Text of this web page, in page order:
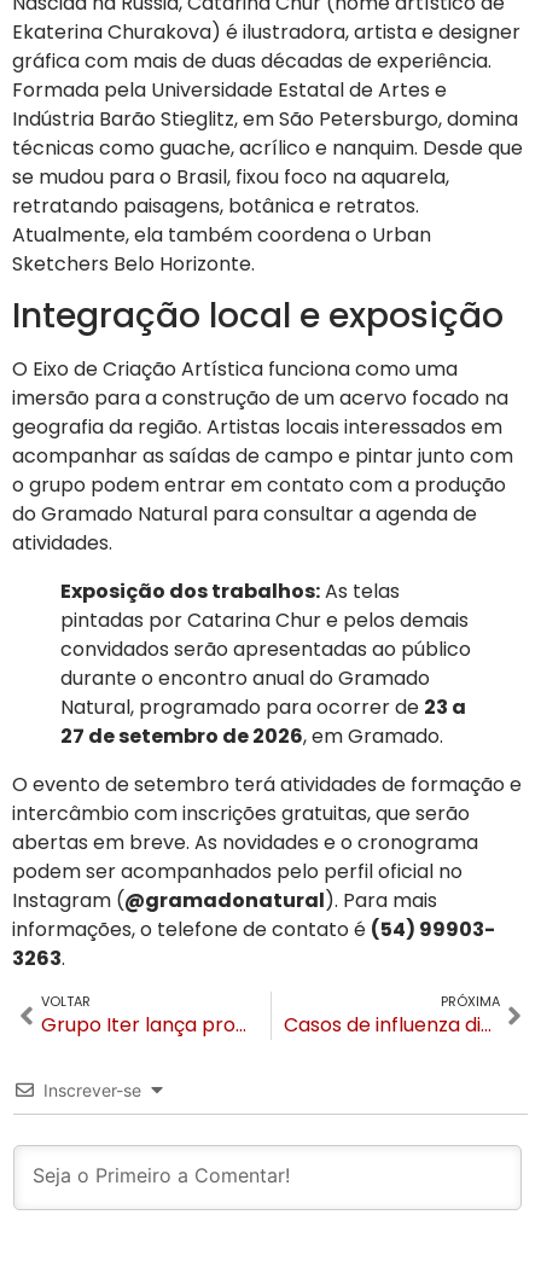
Ekaterina Churakova) é ilustradora, artista e designer
gráfica com mais de duas décadas de experiência.
Formada pela Universidade Estatal de Artes e
Indústria Barão Stieglitz, em São Petersburgo, domina
técnicas como guache, acrílico e nanquim. Desde que
se mudou para o Brasil, fixou foco na aquarela,
retratando paisagens, botânica e retratos.
Atualmente, ela também coordena o Urban
Sketchers Belo Horizonte.
Integração local e exposição
O Eixo de Criação Artística funciona como uma
imersão para a construção de um acervo focado na
geografia da região. Artistas locais interessados em
acompanhar as saídas de campo e pintar junto com
o grupo podem entrar em contato com a produção
do Gramado Natural para consultar a agenda de
atividades.
Exposição dos trabalhos:As telas
pintadas por Catarina Chur e pelos demais
convidados serão apresentadas ao público
durante o encontro anual do Gramado
Natural, programado para ocorrer de 23 a
27 de setembro de 2026, em Gramado.
O evento de setembro terá atividades de formação e
intercâmbio com inscrições gratuitas, que serão
abertas em breve. As novidades e o cronograma
podem ser acompanhados pelo perfil oficial no
Instagram (@gramadonatural). Para mais
informações, o telefone de contato é (54) 99903-
3263.
VOLTAR
Grupo Iter lança programa gratuito de qualificação profissional na Serra Gaúcha
PRÓXIMA
Casos de influenza disparam em Gramado e prefeitura emite alerta sobre importância da vacinação
Inscrever-se